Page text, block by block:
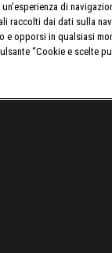
di
raccolti dai dati sulla
opporsi in qualsiasi
“Cookie e scelte